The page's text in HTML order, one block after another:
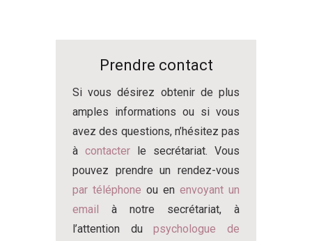
Prendre contact
Si vous désirez obtenir de plus
amples informations ou si vous
avez des questions, n’hésitez pas
à contacter le secrétariat. Vous
pouvez prendre un rendez-vous
par téléphone ou en envoyant un
email à notre secrétariat, à
l’attention dupsychologue de